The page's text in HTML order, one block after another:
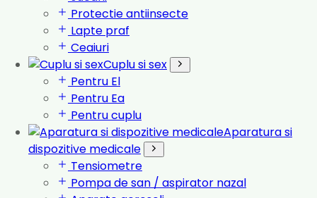
Protectie antiinsecte
Lapte praf
Ceaiuri
Cuplu si sex
Pentru El
Pentru Ea
Pentru cuplu
Aparatura si
dispozitive medicale
Tensiometre
Pompa de san / aspirator nazal